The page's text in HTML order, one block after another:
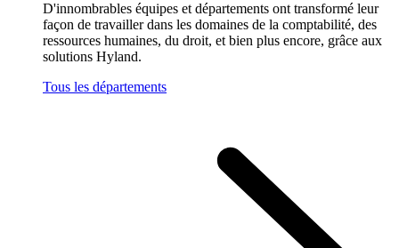
D'innombrables équipes et départements ont transformé leur
façon de travailler dans les domaines de la comptabilité, des
ressources humaines, du droit, et bien plus encore, grâce aux
solutions Hyland.
Tous les départements